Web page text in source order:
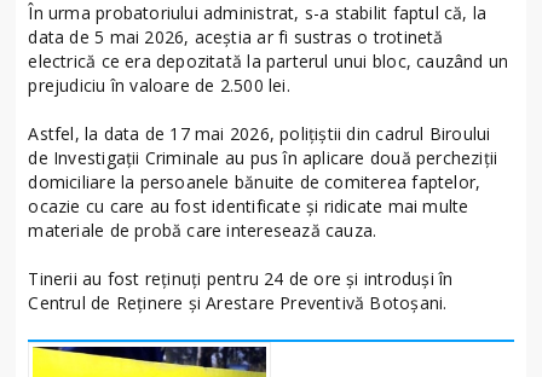
În urma probatoriului administrat, s-a stabilit faptul că, la
data de 5 mai 2026, aceștia ar fi sustras o trotinetă
electrică ce era depozitată la parterul unui bloc, cauzând un
prejudiciu în valoare de 2.500 lei.
Astfel, la data de 17 mai 2026, polițiștii din cadrul Biroului
de Investigații Criminale au pus în aplicare două percheziții
domiciliare la persoanele bănuite de comiterea faptelor,
ocazie cu care au fost identificate și ridicate mai multe
materiale de probă care interesează cauza.
Tinerii au fost reținuți pentru 24 de ore și introduși în
Centrul de Reținere și Arestare Preventivă Botoșani.